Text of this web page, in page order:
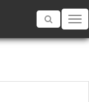
Toggle